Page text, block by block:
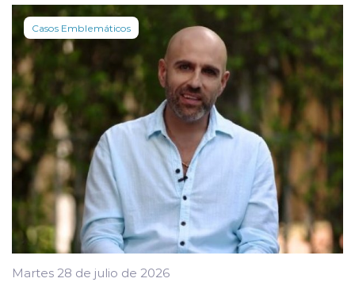
Casos Emblemáticos
Martes 28 de julio de 2026